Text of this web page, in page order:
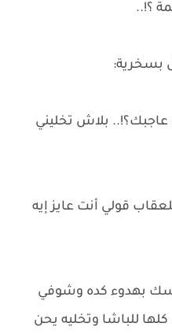
؟!..
بسخرية:
بلاش تخليني
قولي أنت عايز إيه
بهدوء كده وشوفي
للباشا وتخليه يحن